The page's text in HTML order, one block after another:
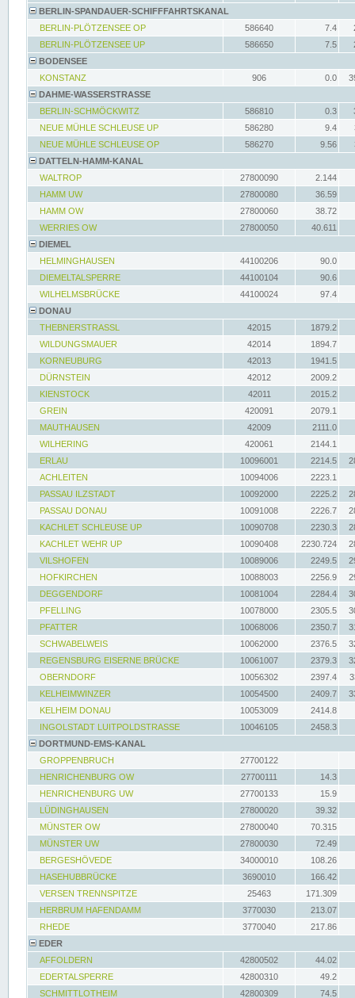
BERLIN-SPANDAUER-SCHIFFFAHRTSKANAL
BERLIN-PLÖTZENSEE OP
586640 7.4
BERLIN-PLÖTZENSEE UP
586650 7.5
BODENSEE
KONSTANZ
906 0.0
DAHME-WASSERSTRASSE
BERLIN-SCHMÖCKWITZ
586810 0.3
NEUE MÜHLE SCHLEUSE UP
586280 9.4
NEUE MÜHLE SCHLEUSE OP
586270 9.56
DATTELN-HAMM-KANAL
WALTROP
27800090
2.144
HAMM UW
27800080
36.59
HAMM OW
27800060
38.72
WERRIES OW
27800050
40.611
DIEMEL
HELMINGHAUSEN
44100206
90.0
DIEMELTALSPERRE
44100104
90.6
WILHELMSBRÜCKE
44100024
97.4
DONAU
THEBNERSTRASSL
42015
1879.2
WILDUNGSMAUER
42014
1894.7
KORNEUBURG
42013
1941.5
DÜRNSTEIN
42012
2009.2
KIENSTOCK
42011
2015.2
GREIN
420091
2079.1
MAUTHAUSEN
42009
2111.0
WILHERING
420061
2144.1
ERLAU
10096001 2214.5
ACHLEITEN
10094006
2223.1
PASSAU ILZSTADT
10092000 2225.2
PASSAU DONAU
10091008 2226.7
KACHLET SCHLEUSE UP
10090708 2230.3
KACHLET WEHR UP
10090408 2230.724
VILSHOFEN
10089006 2249.5
HOFKIRCHEN
10088003 2256.9
DEGGENDORF
10081004 2284.4
PFELLING
10078000 2305.5
PFATTER
10068006 2350.7
SCHWABELWEIS
10062000 2376.5
REGENSBURG EISERNE BRÜCKE
10061007 2379.3
OBERNDORF
10056302 2397.4
KELHEIMWINZER
10054500 2409.7
KELHEIM DONAU
10053009
2414.8
INGOLSTADT LUITPOLDSTRASSE
10046105
2458.3
DORTMUND-EMS-KANAL
GROPPENBRUCH
27700122
HENRICHENBURG OW
27700111
14.3
HENRICHENBURG UW
27700133
15.9
LÜDINGHAUSEN
27800020
39.32
MÜNSTER OW
27800040
70.315
MÜNSTER UW
27800030
72.49
BERGESHÖVEDE
34000010
108.26
HASEHUBBRÜCKE
3690010
166.42
VERSEN TRENNSPITZE
25463
171.309
HERBRUM HAFENDAMM
3770030
213.07
RHEDE
3770040
217.86
EDER
AFFOLDERN
42800502
44.02
EDERTALSPERRE
42800310
49.2
SCHMITTLOTHEIM
42800309
74.5